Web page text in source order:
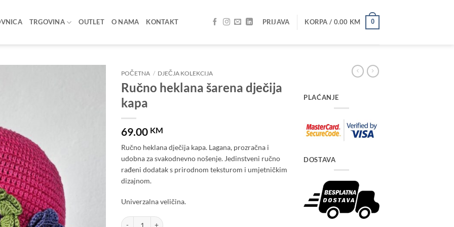
TRGOVINA OUTLET O NAMA KONTAKT PRIJAVA KORPA / 0.00 KM 0
POČETNA / DJEČJA KOLEKCIJA
Ručno heklana šarena dječija
kapa
69.00 KM
Ručno heklana dječija kapa. Lagana, prozračna i
udobna za svakodnevno nošenje. Jedinstveni ručno
rađeni dodatak s prirodnom teksturom i umjetničkim
dizajnom.
Univerzalna veličina.
Ručno heklana šarena dječija kapa količina
PLAĆANJE
DOSTAVA